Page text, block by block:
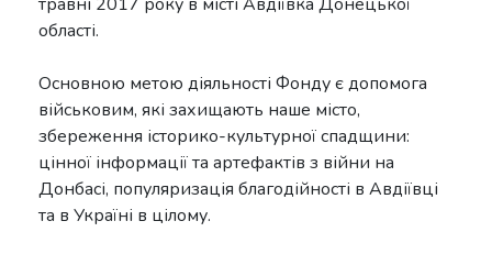
області.
Основною метою діяльності Фонду є допомога
військовим, які захищають наше місто,
збереження історико-культурної спадщини:
цінної інформації та артефактів з війни на
Донбасі, популяризація благодійності в Авдіївці
та в Україні в цілому.